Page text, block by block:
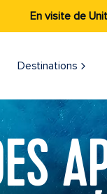
En visite de
Destinations